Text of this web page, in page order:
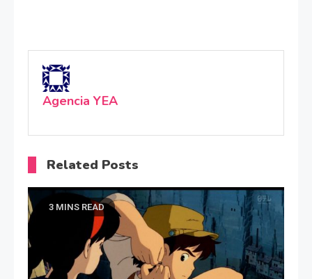
Agencia YEA
Related Posts
3 MINS READ